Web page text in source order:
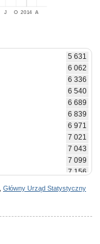
2014
J O A
5 631
6 062
6 336
6 540
6 689
6 839
6 971
7 021
7 043
7 099
7 156
7 241
Główny Urząd Statystyczny